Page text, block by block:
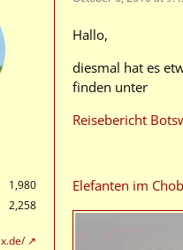
1,980
2,258
Hallo,
diesmal hat es
finden unter
Reisebericht
Elefanten im